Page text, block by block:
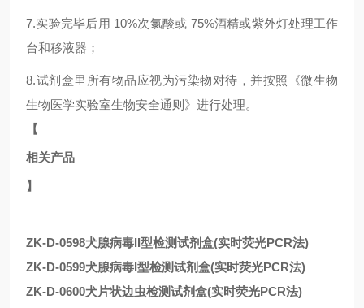
7.实验完毕后用 10%次氯酸或 75%酒精或紫外灯处理工作
台和移液器；
8.试剂盒里所有物品应视为污染物对待，并按照《微生物
生物医学实验室生物安全通则》进行处理。
【
相关产品
】
ZK-D-0598犬腺病毒II型检测试剂盒(实时荧光PCR法)
ZK-D-0599犬腺病毒I型检测试剂盒(实时荧光PCR法)
ZK-D-0600犬片状边虫检测试剂盒(实时荧光PCR法)